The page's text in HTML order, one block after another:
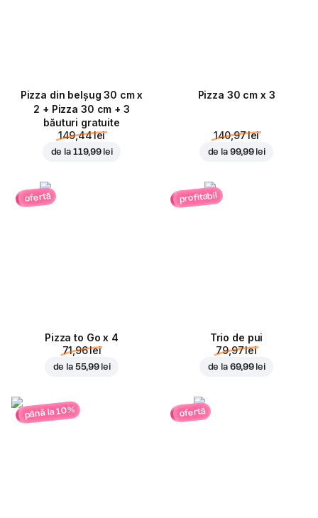
Pizza din belșug 30 cm x
2 + Pizza 30 cm + 3
băuturi gratuite
149,44 lei
de la 119,99 lei
Pizza 30 cm x 3
140,97 lei
de la 99,99 lei
ofertă
Pizza to Go x 4
71,96 lei
de la 55,99 lei
profitabil
Trio de pui
79,97 lei
de la 69,99 lei
până la 10% ofertă